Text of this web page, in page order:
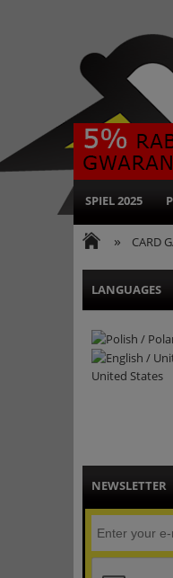
SPIEL 2025
» CARD
LANGUAGES
United States
NEWSLETTER